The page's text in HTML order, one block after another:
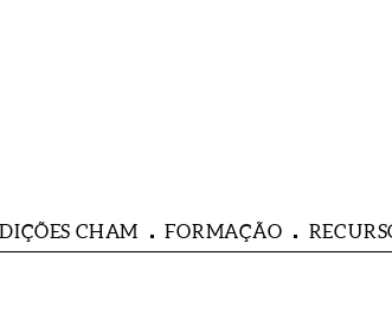
CHAM FORMAÇÃO